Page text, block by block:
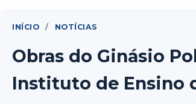
INÍCIO / NOTÍCIAS
Obras do Ginásio
Instituto de Ensino